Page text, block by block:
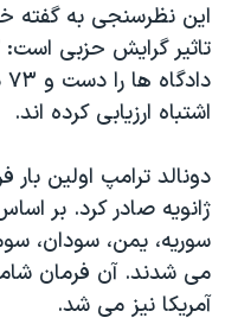
این نظرسنجی به گفته
اشتباه ارزیابی کرده اند.
دونالد ترامپ اولین بار
ژانویه صادر کرد. بر
سوریه، یمن، سودان،
می شدند. آن فرمان
آمریکا نیز می شد.